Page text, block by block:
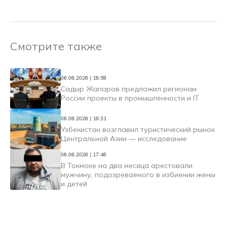
Смотрите также
06.08.2026 | 18:58
Садыр Жапаров предложил регионам
России проекты в промышленности и IT
06.08.2026 | 18:31
Узбекистан возглавил туристический рынок
Центральной Азии — исследование
06.08.2026 | 17:46
В Токмоке на два месяца арестовали
мужчину, подозреваемого в избиении жены
и детей